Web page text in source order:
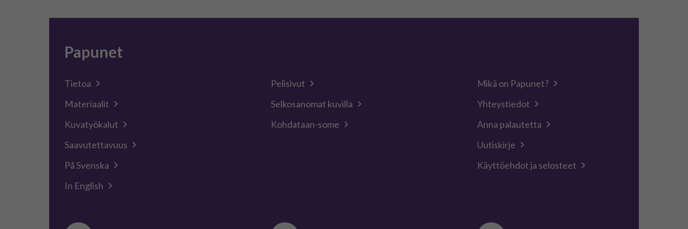
Papunet
Tietoa
Materiaalit
Kuvatyökalut
Saavutettavuus
På Svenska
In English
Pelisivut
Selkosanomat kuvilla
Kohdataan-some
Mikä on Papunet?
Yhteystiedot
Anna palautetta
Uutiskirje
Käyttöehdot ja selosteet